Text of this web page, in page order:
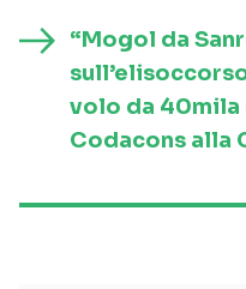
“Mogol da
volo da 40mila
Codacons alla